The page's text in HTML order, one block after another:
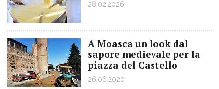
28.02.2026
A Moasca un look dal
sapore medievale per la
piazza del Castello
26.06.2020